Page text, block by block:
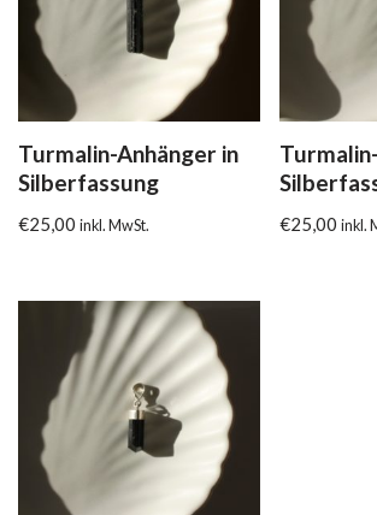
Turmalin-Anhänger in
Silberfassung
€25,00 inkl. MwSt. €25,00 inkl.